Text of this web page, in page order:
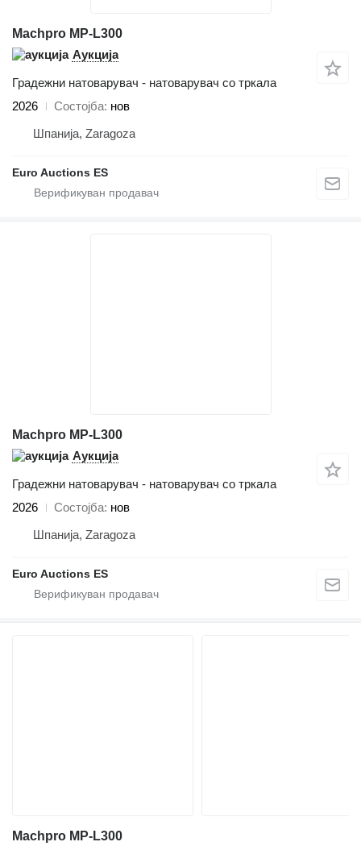
Machpro MP-L300
Аукција
Градежни натоварувач - натоварувач со тркала
2026
Состојба нов
Шпанија, Zaragoza
Euro Auctions ES
Machpro MP-L300
Аукција
Градежни натоварувач - натоварувач со тркала
2026
Состојба нов
Шпанија, Zaragoza
Euro Auctions ES
Machpro MP-L300